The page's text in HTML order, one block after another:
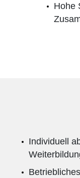
Hohe
Individuell